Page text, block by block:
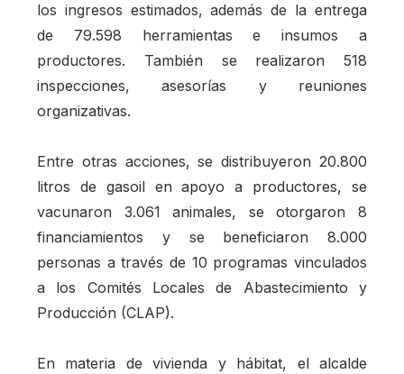
los ingresos estimados, además de la entrega
de 79.598 herramientas e insumos a
productores. También se realizaron 518
inspecciones, asesorías y reuniones
organizativas.
Entre otras acciones, se distribuyeron 20.800
litros de gasoil en apoyo a productores, se
vacunaron 3.061 animales, se otorgaron 8
financiamientos y se beneficiaron 8.000
personas a través de 10 programas vinculados
a los Comités Locales de Abastecimiento y
Producción (CLAP).
En materia de vivienda y hábitat, el alcalde